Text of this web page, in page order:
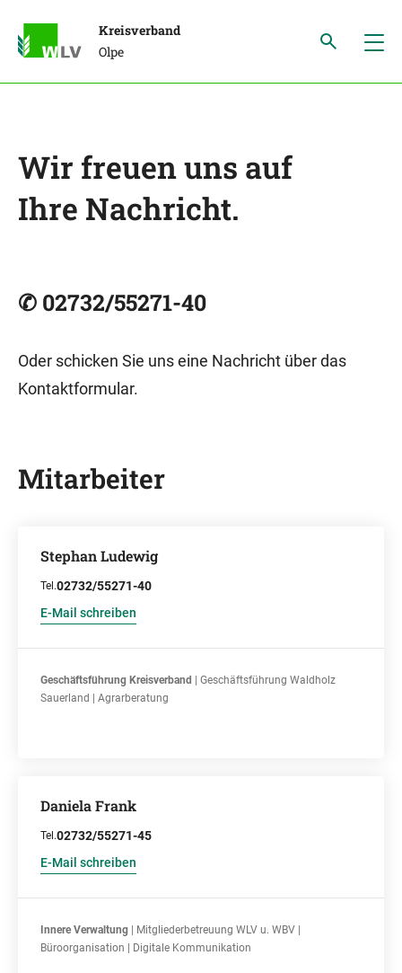
Kreisverband
Olpe
Wir freuen uns auf
Ihre Nachricht.
✆ 02732/55271-40
Oder schicken Sie uns eine Nachricht über das
Kontaktformular.
Mitarbeiter
Stephan Ludewig
Tel.02732/55271-40
E-Mail schreiben
Geschäftsführung Kreisverband
| Geschäftsführung Waldholz
Sauerland | Agrarberatung
Daniela Frank
Tel.02732/55271-45
E-Mail schreiben
Innere Verwaltung | Mitgliederbetreuung WLV u. WBV |
Büroorganisation | Digitale Kommunikation